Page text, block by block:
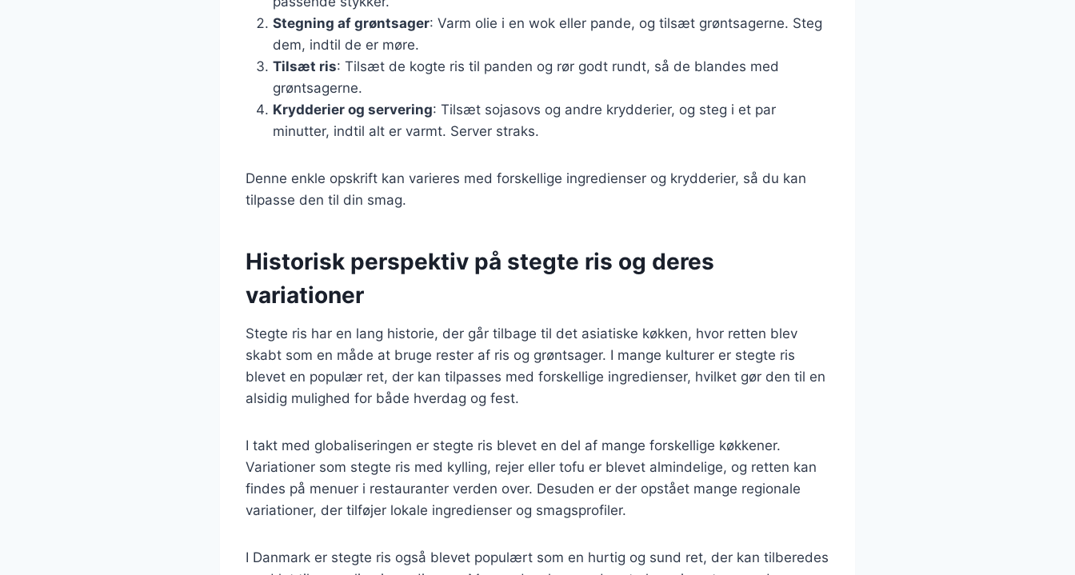
Stegning af grøntsager: Varm olie i en wok eller pande, og tilsæt grøntsagerne. Steg
dem, indtil de er møre.
Tilsæt ris: Tilsæt de kogte ris til panden og rør godt rundt, så de blandes med
grøntsagerne.
Krydderier og servering: Tilsæt sojasovs og andre krydderier, og steg i et par
minutter, indtil alt er varmt. Server straks.
Denne enkle opskrift kan varieres med forskellige ingredienser og krydderier, så du kan
tilpasse den til din smag.
Historisk perspektiv på stegte ris og deres
variationer
Stegte ris har en lang historie, der går tilbage til det asiatiske køkken, hvor retten blev
skabt som en måde at bruge rester af ris og grøntsager. I mange kulturer er stegte ris
blevet en populær ret, der kan tilpasses med forskellige ingredienser, hvilket gør den til en
alsidig mulighed for både hverdag og fest.
I takt med globaliseringen er stegte ris blevet en del af mange forskellige køkkener.
Variationer som stegte ris med kylling, rejer eller tofu er blevet almindelige, og retten kan
findes på menuer i restauranter verden over. Desuden er der opstået mange regionale
variationer, der tilføjer lokale ingredienser og smagsprofiler.
I Danmark er stegte ris også blevet populært som en hurtig og sund ret, der kan tilberedes